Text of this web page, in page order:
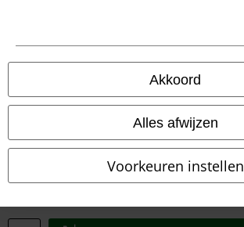
Akkoord
Alles afwijzen
Voorkeuren instellen
Alle prijzen incl.wettelijke BTW
© 1986-2026 Large Popmerchandising BV
Onze online shops
EMP International
EMP France